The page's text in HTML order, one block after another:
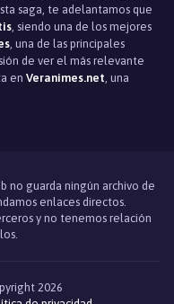
saga, te adelantamos que
, siendo una de los mejores
, una de las principales
de ver el más relevante
en Veranimes.net , una
no guarda ningún archivo de
enlaces directos.
y no tenemos relación
2026